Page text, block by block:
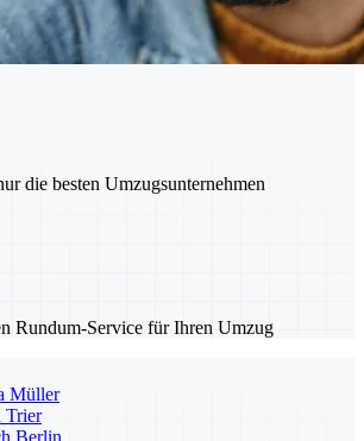
die besten Umzugsunternehmen
Rundum-Service für Ihren Umzug
Müller
Trier